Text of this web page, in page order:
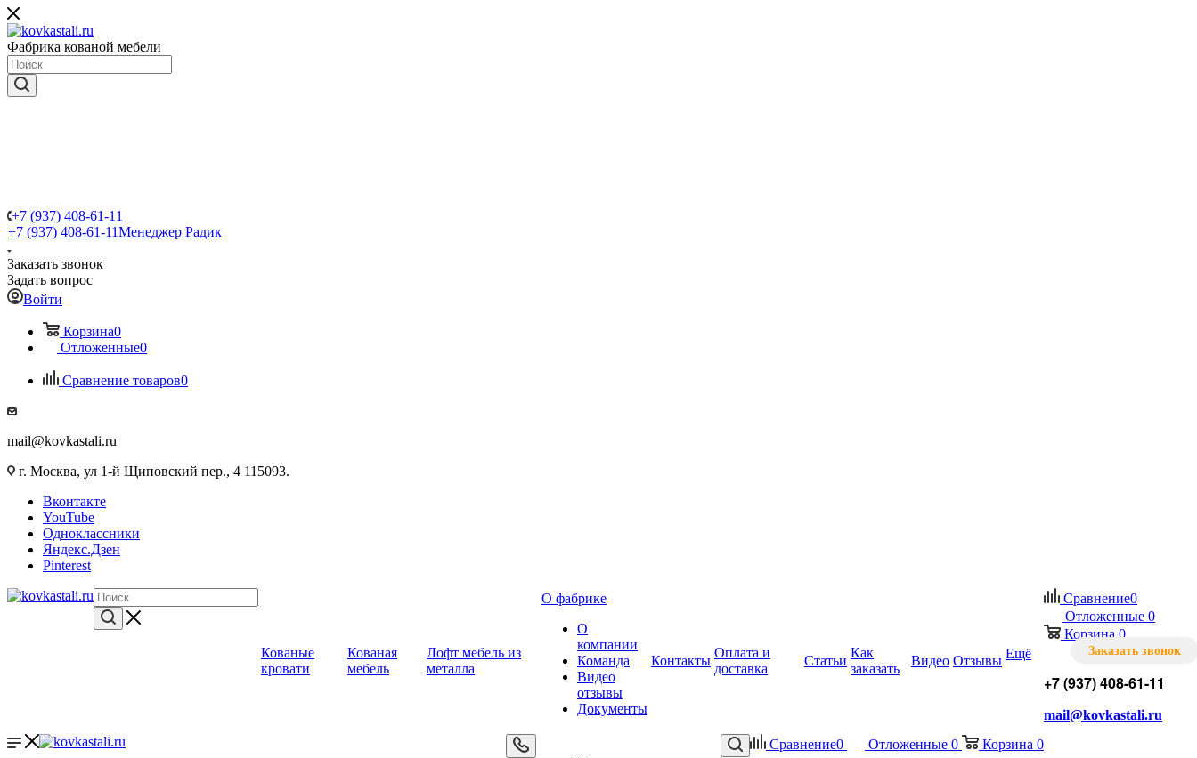
Фабрика кованой мебели
+7 (937) 408-61-11
+7 (937) 408-61-11Менеджер Радик
Заказать звонок
Задать вопрос
Войти
Корзина0
Отложенные0
Сравнение товаров0
mail@kovkastali.ru
г. Москва, ул 1-й Щиповский пер., 4 115093.
Вконтакте
YouTube
Одноклассники
Яндекс.Дзен
Pinterest
Сравнение0
Отложенные 0
Корзина 0
Заказать звонок
+7 (937) 408-61-11
mail@kovkastali.ru
Кованые
кровати
Кованая
мебель
Лофт мебель из
металла
О фабрике
О
компании
Команда
Видео
отзывы
Документы
Контакты
Оплата и
доставка
Статьи
Как
заказать
Видео Отзывы Ещё
Сравнение0 Отложенные 0 Корзина 0